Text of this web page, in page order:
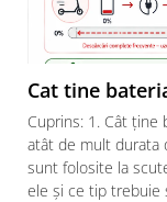
Cat tine
Cuprins: 1. Cât ține
atât de mult durata
sunt folosite la
ele și ce tip trebuie